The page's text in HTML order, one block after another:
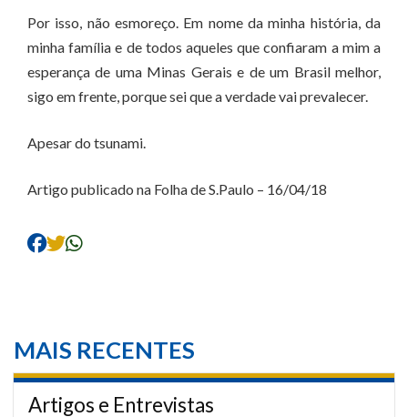
Por isso, não esmoreço. Em nome da minha história, da
minha família e de todos aqueles que confiaram a mim a
esperança de uma Minas Gerais e de um Brasil melhor,
sigo em frente, porque sei que a verdade vai prevalecer.
Apesar do tsunami.
Artigo publicado na Folha de S.Paulo – 16/04/18
MAIS RECENTES
Artigos e Entrevistas